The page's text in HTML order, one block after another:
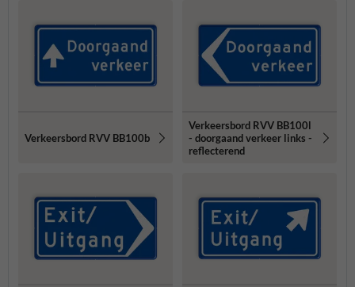
Verkeersbord RVV BB100b
Verkeersbord RVV BB100l
- doorgaand verkeer links -
reflecterend